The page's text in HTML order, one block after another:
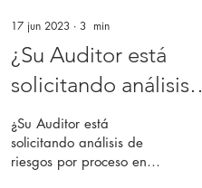
17 jun 2023 ∙ 3 min
¿Su Auditor está
solicitando análisis
de riesgos por
proceso en las
auditorias?
¿Su Auditor está
solicitando análisis de
riesgos por proceso en